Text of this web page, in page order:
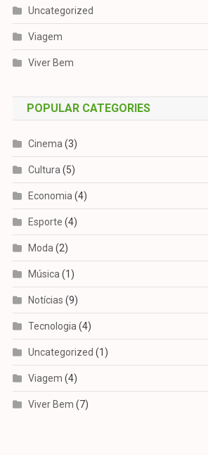
Uncategorized
Viagem
Viver Bem
POPULAR CATEGORIES
Cinema (3)
Cultura (5)
Economia (4)
Esporte (4)
Moda (2)
Música (1)
Notícias (9)
Tecnologia (4)
Uncategorized (1)
Viagem (4)
Viver Bem (7)